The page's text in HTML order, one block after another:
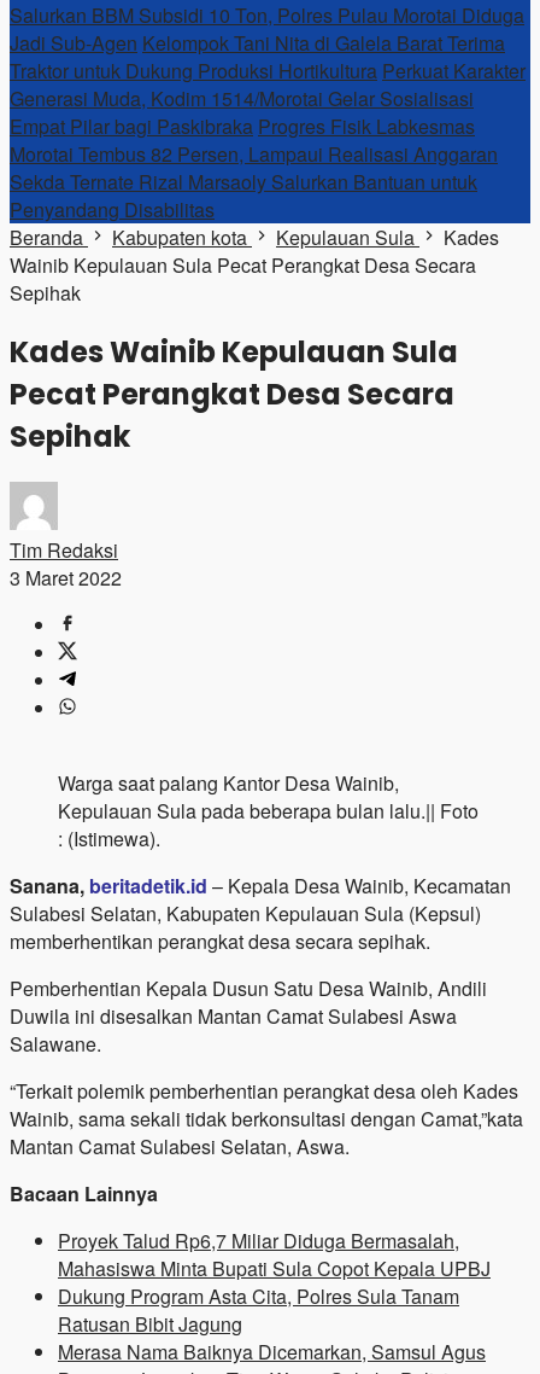
Salurkan BBM Subsidi 10 Ton, Polres Pulau Morotai Diduga
Jadi Sub-Agen Kelompok Tani Nita di Galela Barat Terima
Traktor untuk Dukung Produksi Hortikultura Perkuat Karakter
Generasi Muda, Kodim 1514/Morotai Gelar Sosialisasi
Empat Pilar bagi Paskibraka Progres Fisik Labkesmas
Morotai Tembus 82 Persen, Lampaui Realisasi Anggaran
Sekda Ternate Rizal Marsaoly Salurkan Bantuan untuk
Penyandang Disabilitas
Beranda
Kabupaten kota Kepulauan Sula
Kades
Wainib Kepulauan Sula Pecat Perangkat Desa Secara
Sepihak
Kades Wainib Kepulauan Sula
Pecat Perangkat Desa Secara
Sepihak
Tim Redaksi
3 Maret 2022
Warga saat palang Kantor Desa Wainib,
Kepulauan Sula pada beberapa bulan lalu.|| Foto
: (Istimewa).
Sanana, beritadetik.id – Kepala Desa Wainib, Kecamatan
Sulabesi Selatan, Kabupaten Kepulauan Sula (Kepsul)
memberhentikan perangkat desa secara sepihak.
Pemberhentian Kepala Dusun Satu Desa Wainib, Andili
Duwila ini disesalkan Mantan Camat Sulabesi Aswa
Salawane.
“Terkait polemik pemberhentian perangkat desa oleh Kades
Wainib, sama sekali tidak berkonsultasi dengan Camat,”kata
Mantan Camat Sulabesi Selatan, Aswa.
Bacaan Lainnya
Proyek Talud Rp6,7 Miliar Diduga Bermasalah,
Mahasiswa Minta Bupati Sula Copot Kepala UPBJ
Dukung Program Asta Cita, Polres Sula Tanam
Ratusan Bibit Jagung
Merasa Nama Baiknya Dicemarkan, Samsul Agus